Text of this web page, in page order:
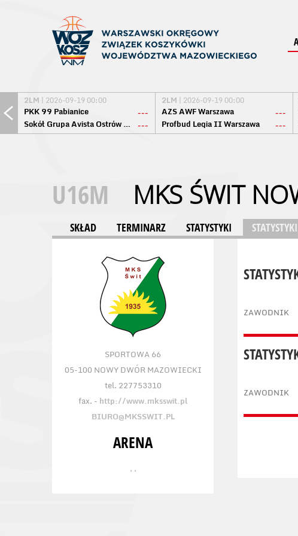
2LM | 2026-09-19 00:00
PKK 99 Pabianice
---
Sokół Grupa Avista Ostrów Maz. ---
2LM | 2026-09-19 00:00
AZS AWF Warszawa
---
Profbud Legia II Warszawa
---
U16M MKS ŚWIT
SKŁAD TERMINARZ STATYSTYKI
SPORTOWA 66
05-100 NOWY DWÓR MAZOWIECKI
tel. 227753310
fax. - http://www.mksswit.pl
BIURO@MKSSWIT.PL
ARENA
, ,
ZAWODNIK
ZAWODNIK